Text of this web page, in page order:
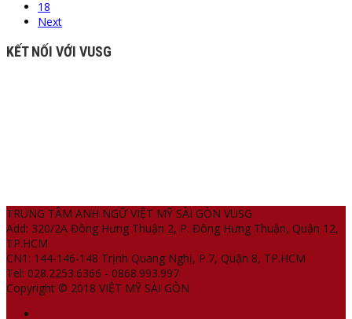
18
Next
KẾT NỐI VỚI VUSG
TRUNG TÂM ANH NGỮ VIỆT MỸ SÀI GÒN VUSG
Add: 320/2A Đông Hưng Thuận 2, P. Đông Hưng Thuận, Quận 12,
TP.HCM
CN1: 144-146-148 Trịnh Quang Nghị, P.7, Quận 8, TP.HCM
Tel: 028.2253.6366 - 0868.993.997
Copyright © 2018 VIỆT MỸ SÀI GÒN